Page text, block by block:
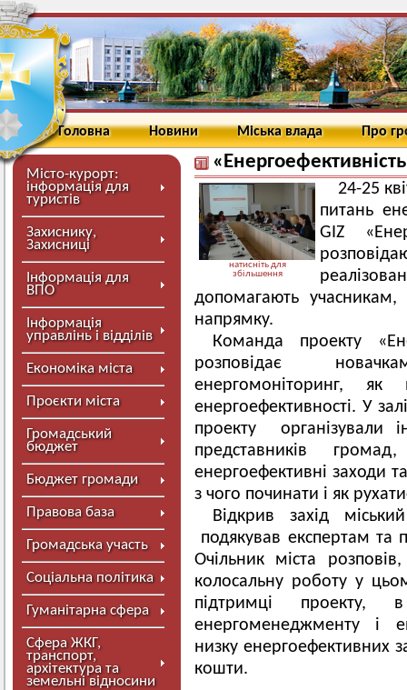
Головна Новини Міська влада Про
Місто-курорт:
інформація для
туристів
Захиснику,
Захисниці
Інформація для
ВПО
Інформація
управлінь і відділів
Економіка міста
Проєкти міста
Громадський
бюджет
Бюджет громади
Правова база
Громадська участь
Соціальна політика
Гуманітарна сфера
Сфера ЖКГ,
транспорт,
архітектура та
земельні відносини
натисніть для
збільшення
24-25
питань
GIZ
допомагають
напрямку.
Команда проекту
розповідає
енергомоніторинг,
енергоефективності. У
проекту організували
представників
енергоефективні заходи
з чого починати і як
Відкрив захід
подякував експертам та
Очільник міста
колосальну роботу у
підтримці проекту,
енергоменеджменту і
низку енергоефективних
кошти.